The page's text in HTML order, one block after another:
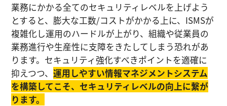
業務にかかる全てのセキュリティレベルを上げよう
とすると、膨大な工数/コストがかかる上に、ISMSが
複雑化し運⽤のハードルが上がり、組織や従業員の
業務進⾏や生産性に⽀障をきたしてしまう恐れがあ
ります。セキュリティ強化すべきポイントを適確に
抑えつつ、運⽤しやすい情報マネジメントシステム
を構築してこそ、セキュリティレベルの向上に繋が
ります。